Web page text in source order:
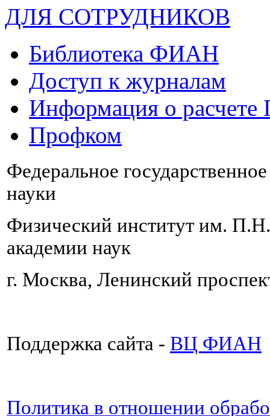
ДЛЯ СОТРУДНИКОВ
Библиотека ФИАН
Доступ к журналам
Информация о
Профком
Федеральное
науки
Физический институт им.
академии наук
г. Москва, Ленинский
Поддержка сайта - ВЦ ФИАН
Политика в отношении